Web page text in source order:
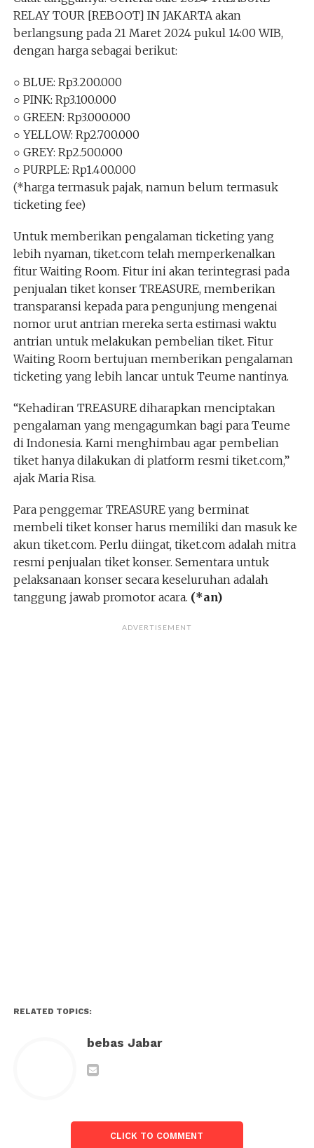
RELAY TOUR [REBOOT] IN JAKARTA akan
berlangsung pada 21 Maret 2024 pukul 14:00 WIB,
dengan harga sebagai berikut:
○ BLUE: Rp3.200.000
○ PINK: Rp3.100.000
○ GREEN: Rp3.000.000
○ YELLOW: Rp2.700.000
○ GREY: Rp2.500.000
○ PURPLE: Rp1.400.000
(*harga termasuk pajak, namun belum termasuk
ticketing fee)
Untuk memberikan pengalaman ticketing yang
lebih nyaman, tiket.com telah memperkenalkan
fitur Waiting Room. Fitur ini akan terintegrasi pada
penjualan tiket konser TREASURE, memberikan
transparansi kepada para pengunjung mengenai
nomor urut antrian mereka serta estimasi waktu
antrian untuk melakukan pembelian tiket. Fitur
Waiting Room bertujuan memberikan pengalaman
ticketing yang lebih lancar untuk Teume nantinya.
“Kehadiran TREASURE diharapkan menciptakan
pengalaman yang mengagumkan bagi para Teume
di Indonesia. Kami menghimbau agar pembelian
tiket hanya dilakukan di platform resmi tiket.com,”
ajak Maria Risa.
Para penggemar TREASURE yang berminat
membeli tiket konser harus memiliki dan masuk ke
akun tiket.com. Perlu diingat, tiket.com adalah mitra
resmi penjualan tiket konser. Sementara untuk
pelaksanaan konser secara keseluruhan adalah
tanggung jawab promotor acara. (*an)
ADVERTISEMENT
RELATED TOPICS:
bebas Jabar
CLICK TO COMMENT